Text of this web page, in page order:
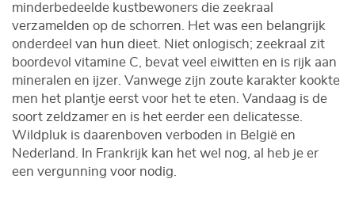
minderbedeelde kustbewoners die zeekraal
verzamelden op de schorren. Het was een belangrijk
onderdeel van hun dieet. Niet onlogisch; zeekraal zit
boordevol vitamine C, bevat veel eiwitten en is rijk aan
mineralen en ijzer. Vanwege zijn zoute karakter kookte
men het plantje eerst voor het te eten. Vandaag is de
soort zeldzamer en is het eerder een delicatesse.
Wildpluk is daarenboven verboden in België en
Nederland. In Frankrijk kan het wel nog, al heb je er
een vergunning voor nodig.